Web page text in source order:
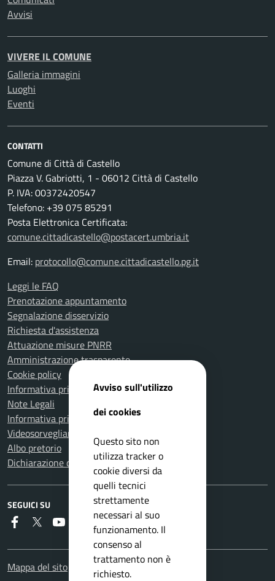
Avvisi
VIVERE IL COMUNE
Galleria immagini
Luoghi
Eventi
CONTATTI
Comune di Città di Castello
Piazza V. Gabriotti, 1 - 06012 Città di Castello
P. IVA: 00372420547
Telefono: +39 075 85291
Posta Elettronica Certificata:
comune.cittadicastello@postacert.umbria.it
Email: protocollo@comune.cittadicastello.pg.it
Leggi le FAQ
Prenotazione appuntamento
Segnalazione disservizio
Richiesta d'assistenza
Attuazione misure PNRR
Amministrazione trasparente
Cookie policy
Informativa privacy
Note Legali
Informativa privacy Polizia Locale
Videosorveglianza e privacy
Albo pretorio
Dichiarazione di accessibilità
SEGUICI SU
Faceboook
Twitter YoutubeInstagram
RSS
Mappa del sito
Avviso sull'utilizzo
dei cookies
Questo sito non
utilizza tracker o
cookie diversi da
quelli tecnici
strettamente
necessari al suo
funzionamento. Il
consenso al
trattamento non è
richiesto.